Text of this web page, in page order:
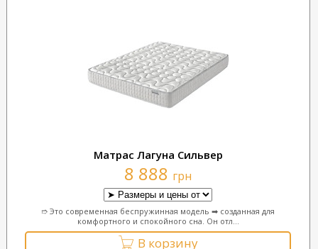
Матрас Лагуна Сильвер
8 888 грн
➱ Это современная беспружинная модель ➡ созданная для
комфортного и спокойного сна. Он отл...
В корзину